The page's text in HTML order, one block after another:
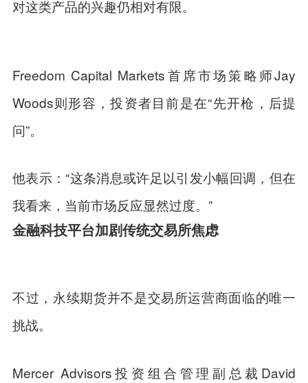
对这类产品的兴趣仍相对有限。
Freedom Capital Markets首席市场策略师Jay
Woods则形容，投资者目前是在“先开枪，后提
问”。
他表示：“这条消息或许足以引发小幅回调，但在
我看来，当前市场反应显然过度。”
金融科技平台加剧传统交易所焦虑
不过，永续期货并不是交易所运营商面临的唯一
挑战。
Mercer Advisors投资组合管理副总裁David